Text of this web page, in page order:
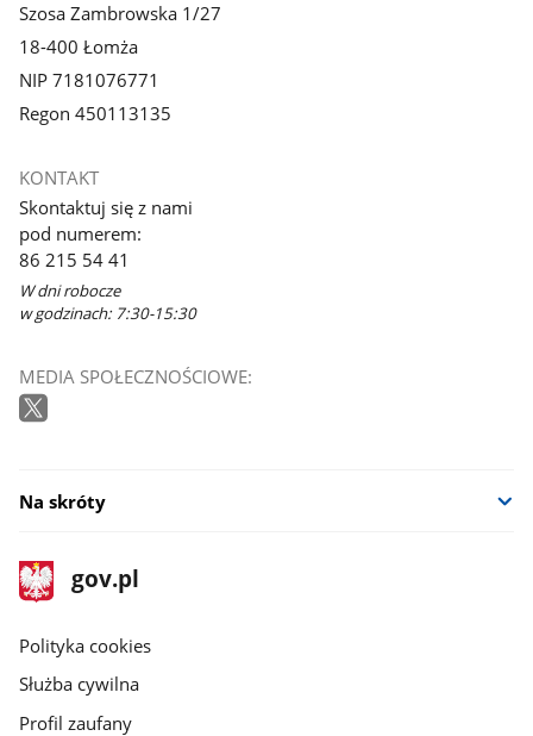
Szosa Zambrowska 1/27
18-400 Łomża
NIP 7181076771
Regon 450113135
KONTAKT
Skontaktuj się z nami
pod numerem:
86 215 54 41
W dni robocze
w godzinach: 7:30-15:30
MEDIA SPOŁECZNOŚCIOWE:
Na skróty
stopka
gov.pl
Strona
gov.pl
gov.pl
Polityka cookies
Służba cywilna
Profil zaufany